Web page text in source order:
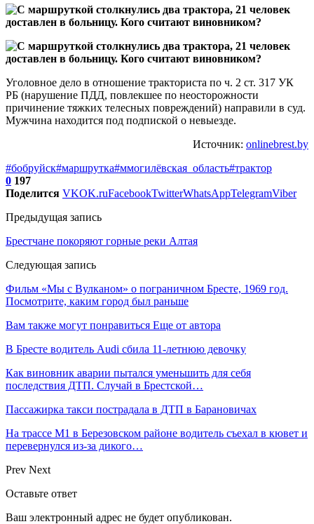
Уголовное дело в отношение тракториста по ч. 2 ст. 317 УК
РБ (нарушение ПДД, повлекшее по неосторожности
причинение тяжких телесных повреждений) направили в суд.
Мужчина находится под подпиской о невыезде.
Источник: onlinebrest.by
#бобруйск#маршрутка#ммогилёвская_область#трактор
0 197
Поделится VKOK.ruFacebookTwitterWhatsAppTelegramViber
Предыдущая запись
Брестчане покоряют горные реки Алтая
Следующая запись
Фильм «Мы с Вулканом» о пограничном Бресте, 1969 год.
Посмотрите, каким город был раньше
Вам также могут понравиться Еще от автора
В Бресте водитель Audi сбила 11-летнюю девочку
Как виновник аварии пытался уменьшить для себя
последствия ДТП. Случай в Брестской…
Пассажирка такси пострадала в ДТП в Барановичах
На трассе М1 в Березовском районе водитель съехал в кювет и
перевернулся из-за дикого…
Prev Next
Оставьте ответ
Ваш электронный адрес не будет опубликован.